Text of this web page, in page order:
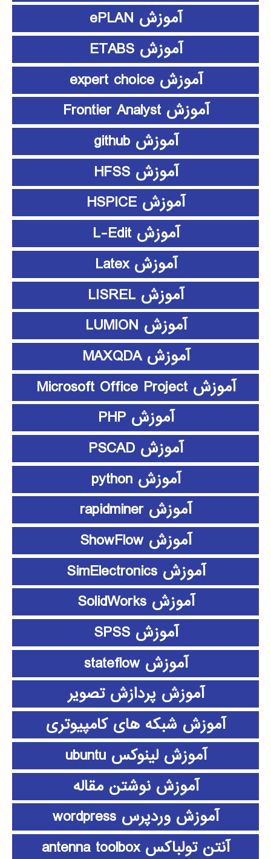
آموزش ePLAN
آموزش ETABS
آموزش expert choice
آموزش Frontier Analyst
آموزش github
آموزش HFSS
آموزش HSPICE
آموزش L-Edit
آموزش Latex
آموزش LISREL
آموزش LUMION
آموزش MAXQDA
آموزش Microsoft Office Project
آموزش PHP
آموزش PSCAD
آموزش python
آموزش rapidminer
آموزش ShowFlow
آموزش SimElectronics
آموزش SolidWorks
آموزش SPSS
آموزش stateflow
آموزش پردازش تصویر
آموزش شبکه های کامپیوتری
آموزش لینوکس ubuntu
آموزش نوشتن مقاله
آموزش وردپرس wordpress
آنتن تولباکس antenna toolbox